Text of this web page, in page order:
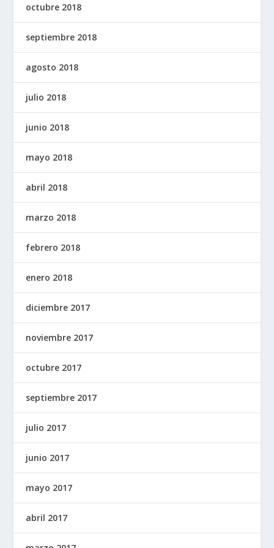
octubre 2018
septiembre 2018
agosto 2018
julio 2018
junio 2018
mayo 2018
abril 2018
marzo 2018
febrero 2018
enero 2018
diciembre 2017
noviembre 2017
octubre 2017
septiembre 2017
julio 2017
junio 2017
mayo 2017
abril 2017